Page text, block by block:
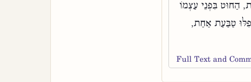
הַחוּט בִּפְנֵי עַצְמוֹ
טַבַּעַת אַחַת,
Full Text and